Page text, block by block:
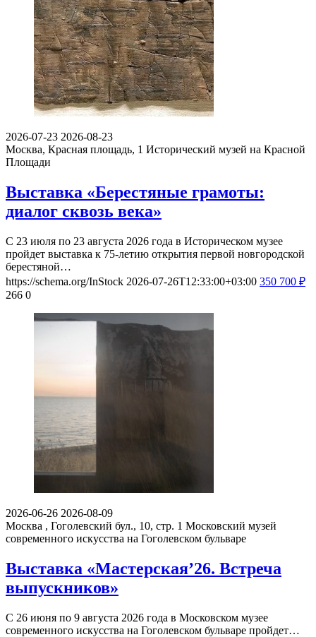
2026-07-23 2026-08-23
Москва, Красная площадь, 1 Исторический музей на Красной
Площади
Выставка «Берестяные грамоты:
диалог сквозь века»
С 23 июля по 23 августа 2026 года в Историческом музее
пройдет выставка к 75-летию открытия первой новгородской
берестяной…
https://schema.org/InStock 2026-07-26T12:33:00+03:00 350 700 ₽
266 0
2026-06-26 2026-08-09
Москва , Гоголевский бул., 10, стр. 1 Московский музей
современного искусства на Гоголевском бульваре
Выставка «Мастерская’26. Встреча
выпускников»
С 26 июня по 9 августа 2026 года в Московском музее
современного искусства на Гоголевском бульваре пройдет…